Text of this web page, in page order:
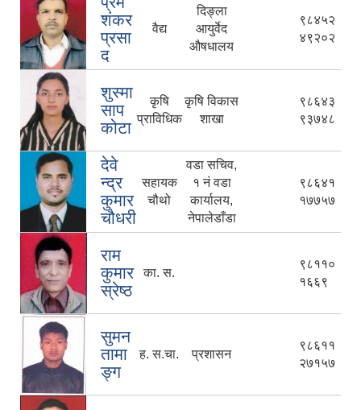
शंकर
प्रसा
द
वैद्य
दिङ्ला
आयुर्वेद
औषधालय
९८४५२
४९२०२
शुस्मा
साप
कोटा
कृषि
प्राविधिक
कृषि विकास
शाखा
९८६४३
९३७४८
देवे
न्द्र
कुमार
चौधरी
सहायक
चौथो
वडा सचिव,
१ नं वडा
कार्यालय,
नेपालेडाँडा
९८६४१
१७७५७
राम
कुमार
स्रेष्ठ
का. स.
९८११०
१६६९
सुमन
तामा
ङ्ग
ह. स.चा. प्रशासन
९८६११
२७१५७